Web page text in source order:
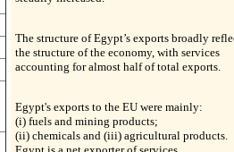
The structure of Egypt’s exports broadly
the structure of the economy, with services
accounting for almost half of total exports.
Egypt's exports to the EU were mainly:
(i) fuels and mining products;
(ii) chemicals and (iii) agricultural products.